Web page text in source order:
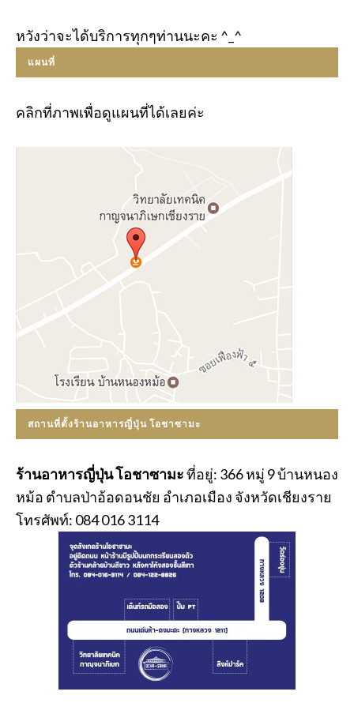
หวังว่าจะได้บริการทุกๆท่านนะคะ ^_^
แผนที่
คลิกที่ภาพเพื่อดูแผนที่ได้เลยค่ะ
สถานที่ตั้งร้านอาหารญี่ปุ่น โอชาซามะ
ร้านอาหารญี่ปุ่น โอชาซามะที่อยู่: 366 หมู่ 9 บ้านหนอง
หม้อ ตำบลป่าอ้อดอนชัย อำเภอเมือง จังหวัดเชียงราย
โทรศัพท์: 084 016 3114